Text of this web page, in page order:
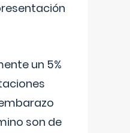
un 5%
son de